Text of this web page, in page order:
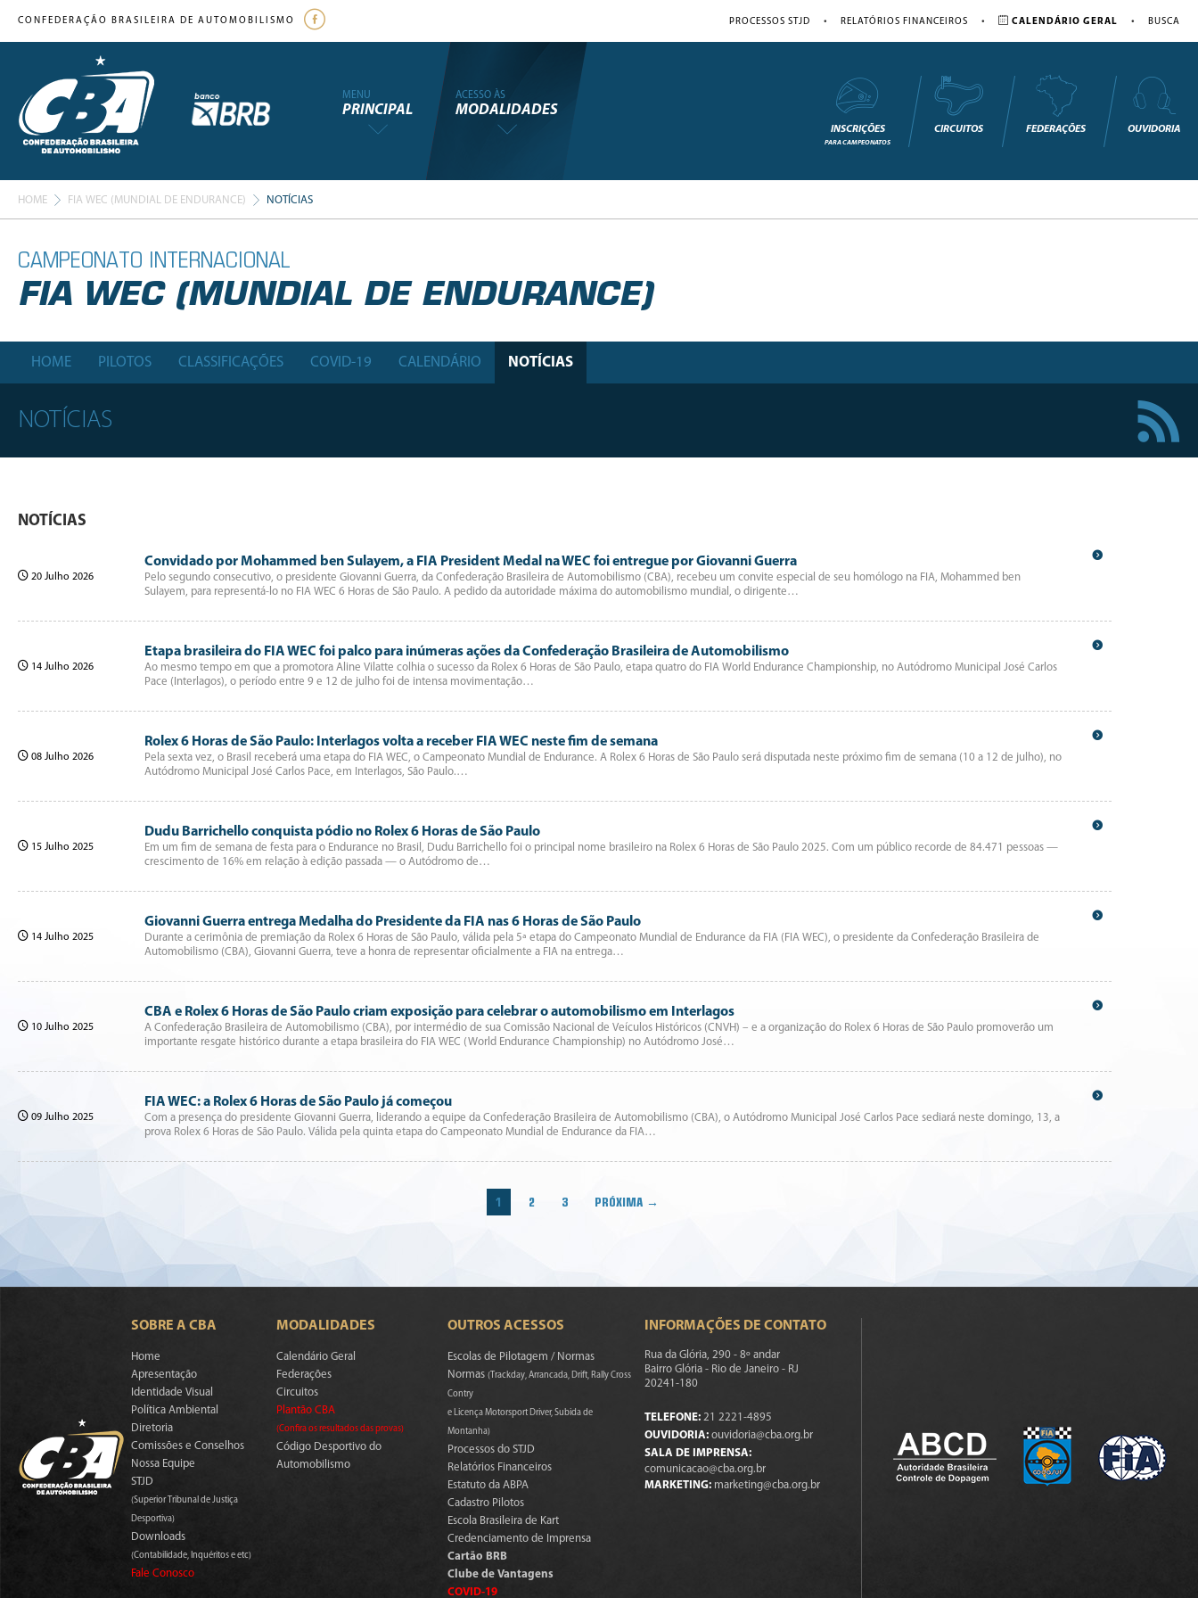
CONFEDERAÇÃO BRASILEIRA DE AUTOMOBILISMO PROCESSOS STJD • RELATÓRIOS FINANCEIROS • CALENDÁRIO GERAL • BUSCA
MENU
PRINCIPAL
ACESSO ÀS
MODALIDADES
INSCRIÇÕES
PARA CAMPEONATOS
CIRCUITOS FEDERAÇÕES OUVIDORIA
HOME FIA WEC (MUNDIAL DE ENDURANCE) NOTÍCIAS
CAMPEONATO INTERNACIONAL
FIA WEC (MUNDIAL DE ENDURANCE)
HOME PILOTOS CLASSIFICAÇÕES COVID-19 CALENDÁRIO NOTÍCIAS
NOTÍCIAS
NOTÍCIAS
20 Julho 2026
Convidado por Mohammed ben Sulayem, a FIA President Medal na WEC foi entregue por Giovanni Guerra
Pelo segundo consecutivo, o presidente Giovanni Guerra, da Confederação Brasileira de Automobilismo (CBA), recebeu um convite especial de seu homólogo na FIA, Mohammed ben
Sulayem, para representá-lo no FIA WEC 6 Horas de São Paulo. A pedido da autoridade máxima do automobilismo mundial, o dirigente…
14 Julho 2026
Etapa brasileira do FIA WEC foi palco para inúmeras ações da Confederação Brasileira de Automobilismo
Ao mesmo tempo em que a promotora Aline Vilatte colhia o sucesso da Rolex 6 Horas de São Paulo, etapa quatro do FIA World Endurance Championship, no Autódromo Municipal José Carlos
Pace (Interlagos), o período entre 9 e 12 de julho foi de intensa movimentação…
08 Julho 2026
Rolex 6 Horas de São Paulo: Interlagos volta a receber FIA WEC neste fim de semana
Pela sexta vez, o Brasil receberá uma etapa do FIA WEC, o Campeonato Mundial de Endurance. A Rolex 6 Horas de São Paulo será disputada neste próximo fim de semana (10 a 12 de julho), no
Autódromo Municipal José Carlos Pace, em Interlagos, São Paulo.…
15 Julho 2025
Dudu Barrichello conquista pódio no Rolex 6 Horas de São Paulo
Em um fim de semana de festa para o Endurance no Brasil, Dudu Barrichello foi o principal nome brasileiro na Rolex 6 Horas de São Paulo 2025. Com um público recorde de 84.471 pessoas —
crescimento de 16% em relação à edição passada — o Autódromo de…
14 Julho 2025
Giovanni Guerra entrega Medalha do Presidente da FIA nas 6 Horas de São Paulo
Durante a cerimônia de premiação da Rolex 6 Horas de São Paulo, válida pela 5ª etapa do Campeonato Mundial de Endurance da FIA (FIA WEC), o presidente da Confederação Brasileira de
Automobilismo (CBA), Giovanni Guerra, teve a honra de representar oficialmente a FIA na entrega…
10 Julho 2025
CBA e Rolex 6 Horas de São Paulo criam exposição para celebrar o automobilismo em Interlagos
A Confederação Brasileira de Automobilismo (CBA), por intermédio de sua Comissão Nacional de Veículos Históricos (CNVH) – e a organização do Rolex 6 Horas de São Paulo promoverão um
importante resgate histórico durante a etapa brasileira do FIA WEC (World Endurance Championship) no Autódromo José…
09 Julho 2025
FIA WEC: a Rolex 6 Horas de São Paulo já começou
Com a presença do presidente Giovanni Guerra, liderando a equipe da Confederação Brasileira de Automobilismo (CBA), o Autódromo Municipal José Carlos Pace sediará neste domingo, 13, a
prova Rolex 6 Horas de São Paulo. Válida pela quinta etapa do Campeonato Mundial de Endurance da FIA…
1 2 3 PRÓXIMA →
SOBRE A CBA
Home
Apresentação
Identidade Visual
Política Ambiental
Diretoria
Comissões e Conselhos
Nossa Equipe
STJD
(Superior Tribunal de Justiça
Desportiva)
Downloads
(Contabilidade, Inquéritos e etc)
Fale Conosco
MODALIDADES
Calendário Geral
Federações
Circuitos
Plantão CBA
(Confira os resultados das provas)
Código Desportivo do
Automobilismo
OUTROS ACESSOS
Escolas de Pilotagem / Normas
Normas(Trackday, Arrancada, Drift, Rally Cross
Contry
e Licença Motorsport Driver, Subida de
Montanha)
Processos do STJD
Relatórios Financeiros
Estatuto da ABPA
Cadastro Pilotos
Escola Brasileira de Kart
Credenciamento de Imprensa
Cartão BRB
Clube de Vantagens
COVID-19
INFORMAÇÕES DE CONTATO
Rua da Glória, 290 - 8º andar
Bairro Glória - Rio de Janeiro - RJ
20241-180
TELEFONE: 21 2221-4895
OUVIDORIA: ouvidoria@cba.org.br
SALA DE IMPRENSA:
comunicacao@cba.org.br
MARKETING: marketing@cba.org.br